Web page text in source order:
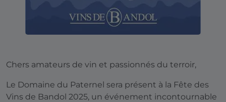
Chers amateurs de vin et passionnés du terroir,
Le Domaine du Paternel sera présent à la Fête des
Vins de Bandol 2025, un événement incontournable